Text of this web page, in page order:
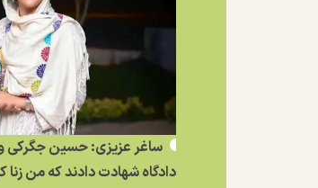
ساغر عزیزی: حسین جگرکی و
دادگاه شهادت دادند که من زنا